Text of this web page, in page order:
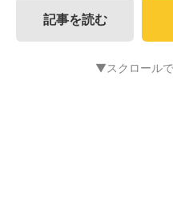
記事を読む
▼スクロール